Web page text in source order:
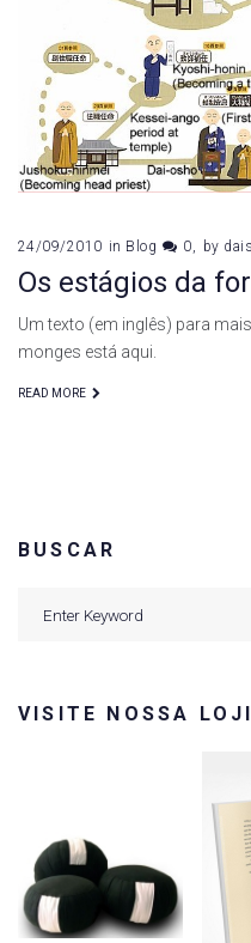
24/09/2010 in Blog 0 by
Os estágios da
Um texto (em inglês) para
monges está aqui.
READ MORE
BUSCAR
VISITE NOSSA